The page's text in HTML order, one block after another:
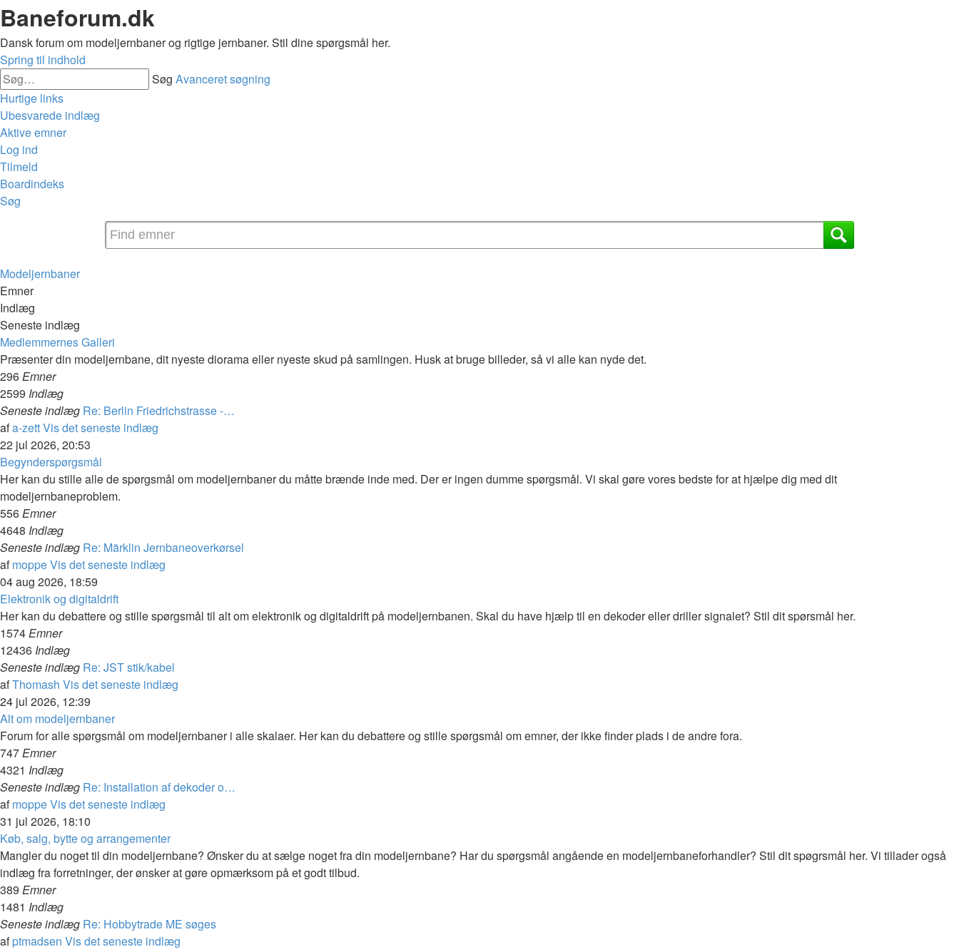
Baneforum.dk
Dansk forum om modeljernbaner og rigtige jernbaner. Stil dine spørgsmål her.
Spring til indhold
Søg Avanceret søgning
Hurtige links
Ubesvarede indlæg
Aktive emner
Log ind
Tilmeld
Boardindeks
Søg
Modeljernbaner
Emner
Indlæg
Seneste indlæg
Medlemmernes Galleri
Præsenter din modeljernbane, dit nyeste diorama eller nyeste skud på samlingen. Husk at bruge billeder, så vi alle kan nyde det.
296Emner
2599 Indlæg
Seneste indlæg Re: Berlin Friedrichstrasse -…
afa-zettVis det seneste indlæg
22 jul 2026, 20:53
Begynderspørgsmål
Her kan du stille alle de spørgsmål om modeljernbaner du måtte brænde inde med. Der er ingen dumme spørgsmål. Vi skal gøre vores bedste for at hjælpe dig med dit
modeljernbaneproblem.
556Emner
4648 Indlæg
Seneste indlæg Re: Märklin Jernbaneoverkørsel
afmoppeVis det seneste indlæg
04 aug 2026, 18:59
Elektronik og digitaldrift
Her kan du debattere og stille spørgsmål til alt om elektronik og digitaldrift på modeljernbanen. Skal du have hjælp til en dekoder eller driller signalet? Stil dit spørsmål her.
1574Emner
12436 Indlæg
Seneste indlæg Re: JST stik/kabel
afThomash Vis det seneste indlæg
24 jul 2026, 12:39
Alt om modeljernbaner
Forum for alle spørgsmål om modeljernbaner i alle skalaer. Her kan du debattere og stille spørgsmål om emner, der ikke finder plads i de andre fora.
747Emner
4321 Indlæg
Seneste indlæg Re: Installation af dekoder o…
afmoppeVis det seneste indlæg
31 jul 2026, 18:10
Køb, salg, bytte og arrangementer
Mangler du noget til din modeljernbane? Ønsker du at sælge noget fra din modeljernbane? Har du spørgsmål angående en modeljernbaneforhandler? Stil dit spøgrsmål her. Vi tillader også
indlæg fra forretninger, der ønsker at gøre opmærksom på et godt tilbud.
389 Emner
1481 Indlæg
Seneste indlæg Re: Hobbytrade ME søges
afptmadsen Vis det seneste indlæg